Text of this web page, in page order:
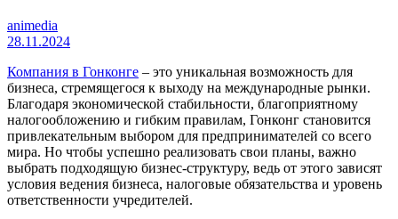
animedia
28.11.2024
Компания в Гонконге – это уникальная возможность для
бизнеса, стремящегося к выходу на международные рынки.
Благодаря экономической стабильности, благоприятному
налогообложению и гибким правилам, Гонконг становится
привлекательным выбором для предпринимателей со всего
мира. Но чтобы успешно реализовать свои планы, важно
выбрать подходящую бизнес-структуру, ведь от этого зависят
условия ведения бизнеса, налоговые обязательства и уровень
ответственности учредителей.